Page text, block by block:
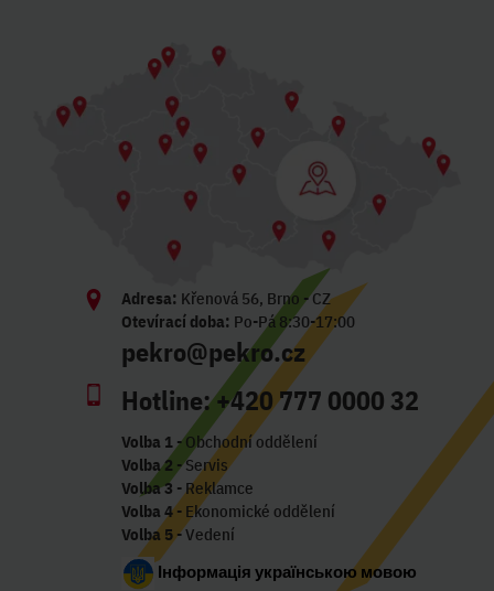
Adresa: Křenová 56, Brno - CZ
Otevírací doba: Po-Pá 8:30-17:00
pekro@pekro.cz
Hotline:+420 777 0000 32
Volba 1- Obchodní oddělení
Volba 2 - Servis
Volba 3 - Reklamce
Volba 4- Ekonomické oddělení
Volba 5- Vedení
Інформація українською мовою